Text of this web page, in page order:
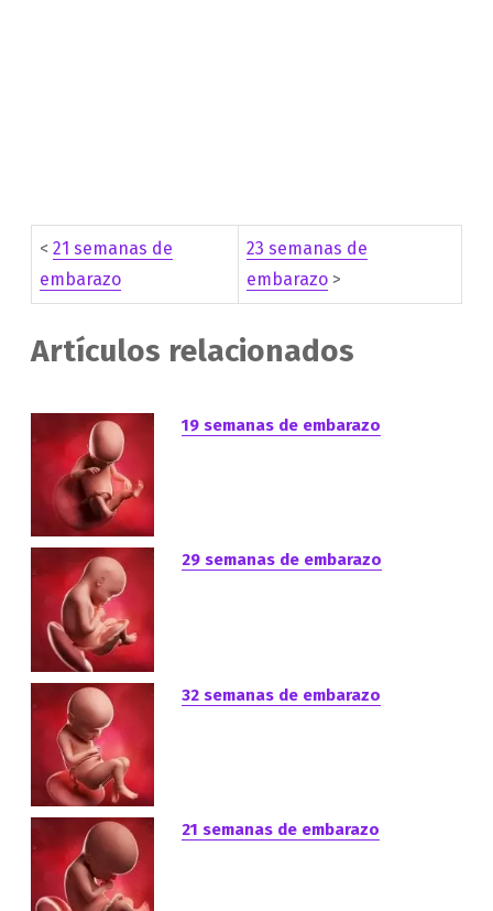
< 21 semanas de
embarazo
23 semanas de
embarazo>
Artículos relacionados
19 semanas de embarazo
29 semanas de embarazo
32 semanas de embarazo
21 semanas de embarazo